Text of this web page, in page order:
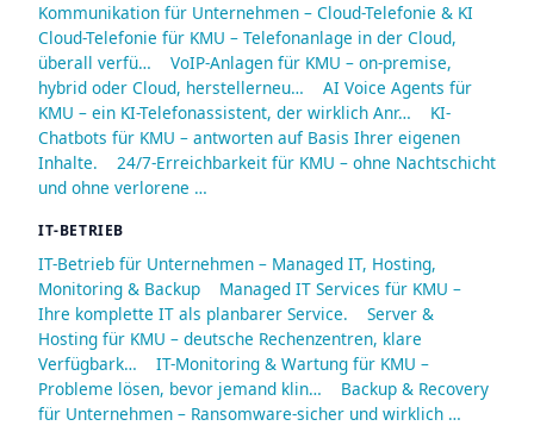
Kommunikation für Unternehmen – Cloud-Telefonie & KI
Cloud-Telefonie für KMU – Telefonanlage in der Cloud,
überall verfü…
VoIP-Anlagen für KMU – on-premise,
hybrid oder Cloud, herstellerneu…
AI Voice Agents für
KMU – ein KI-Telefonassistent, der wirklich Anr…
KI-
Chatbots für KMU – antworten auf Basis Ihrer eigenen
Inhalte.
24/7-Erreichbarkeit für KMU – ohne Nachtschicht
und ohne verlorene …
IT-BETRIEB
IT-Betrieb für Unternehmen – Managed IT, Hosting,
Monitoring & Backup
Managed IT Services für KMU –
Ihre komplette IT als planbarer Service.
Server &
Hosting für KMU – deutsche Rechenzentren, klare
Verfügbark…
IT-Monitoring & Wartung für KMU –
Probleme lösen, bevor jemand klin…
Backup & Recovery
für Unternehmen – Ransomware-sicher und wirklich …